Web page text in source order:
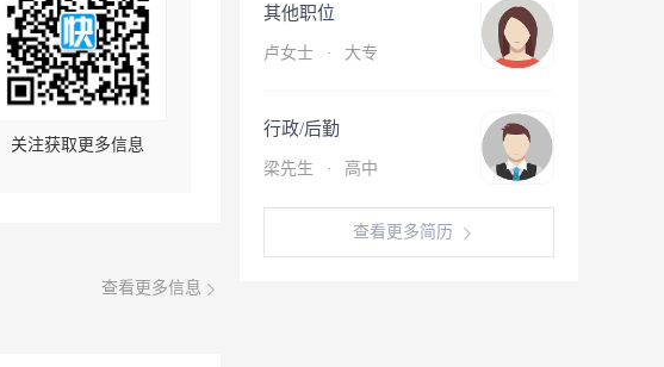
关注获取更多信息
查看更多信息
其他职位
卢女士 · 大专
行政/后勤
梁先生 · 高中
查看更多简历